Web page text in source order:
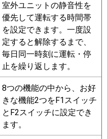
室外ユニットの静音性を
優先して運転する時間帯
を設定できます。一度設
定すると解除するまで、
毎日同一時刻に運転・停
止を繰り返します。
8つの機能の中から、お好
きな機能2つをF1スイッチ
とF2スイッチに設定でき
ます。